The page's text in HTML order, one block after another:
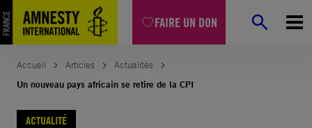
FAIRE UN DON
Aller
au
contenu
Accueil Articles
Actualités
Un nouveau pays africain se retire de la CPI
ACTUALITÉ